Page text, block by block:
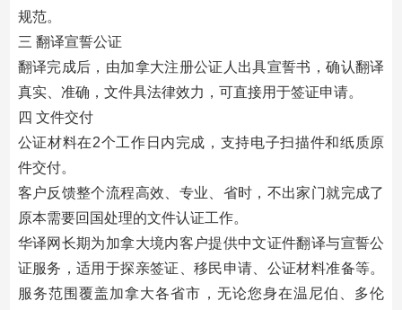
规范。
三 翻译宣誓公证
翻译完成后，由加拿大注册公证人出具宣誓书，确认翻译
真实、准确，文件具法律效力，可直接用于签证申请。
四 文件交付
公证材料在2个工作日内完成，支持电子扫描件和纸质原
件交付。
客户反馈整个流程高效、专业、省时，不出家门就完成了
原本需要回国处理的文件认证工作。
华译网长期为加拿大境内客户提供中文证件翻译与宣誓公
证服务，适用于探亲签证、移民申请、公证材料准备等。
服务范围覆盖加拿大各省市，无论您身在温尼伯、多伦